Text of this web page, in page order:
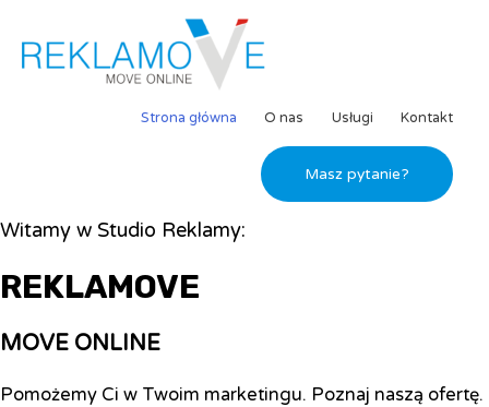
Strona główna O nas Usługi Kontakt
Masz pytanie?
Witamy w Studio Reklamy:
REKLAMOVE
MOVE ONLINE
Pomożemy Ci w Twoim marketingu. Poznaj naszą ofertę.